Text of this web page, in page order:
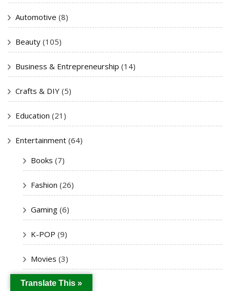
Automotive (8)
Beauty (105)
Business & Entrepreneurship (14)
Crafts & DIY (5)
Education (21)
Entertainment (64)
Books (7)
Fashion (26)
Gaming (6)
K-POP (9)
Movies (3)
Music(11)
Translate This »